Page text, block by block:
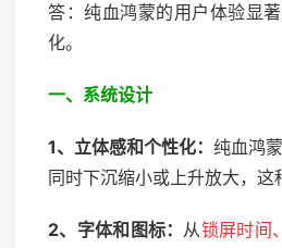
答：纯血鸿蒙的用户体验显
化。
一、系统设计
1、立体感和个性化： 纯血鸿
同时下沉缩小或上升放大，这
2、 字体和图标： 从锁屏时间